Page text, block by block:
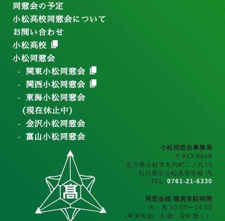
同窓会の予定
小松高校同窓会について
お問い合わせ
小松高校
小松同窓会
関東小松同窓会
関西小松同窓会
東海小松同窓会
（現在休止中）
金沢小松同窓会
富山小松同窓会
小松同窓会事務局
〒923-8646
石川県小松市丸内町二ノ丸15
石川県立小松高等学校 内
TEL: 0761-21-6330
同窓会館 職員常駐時間
火・木 10:00〜14:00
（年末年始・お盆・GW 除く）